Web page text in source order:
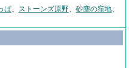
ぱ、 ストーンズ原野、 砂塵の窪地、